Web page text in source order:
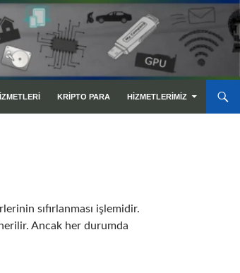
KRIPTO PARA HIZMETLERIMIZ
sıfırlanması işlemidir.
Ancak her durumda